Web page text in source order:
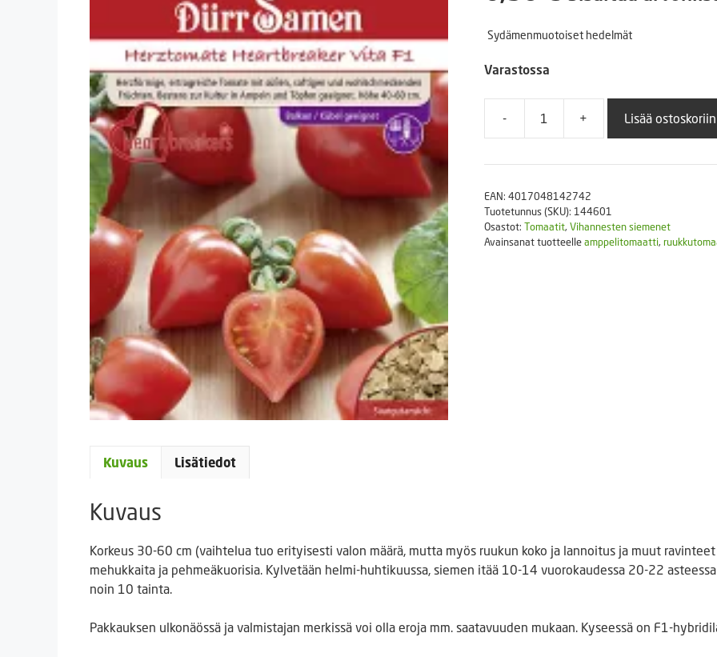
Sydämenmuotoiset hedelmät
Varastossa
-
Vita
määrä
+ Lisää ostoskoriin
EAN: 4017048142742
Tuotetunnus (SKU): 144601
Osastot: Tomaatit, Vihannesten siemenet
Avainsanat tuotteelleamppelitomaatti,
Kuvaus Lisätiedot
Kuvaus
Korkeus 30-60 cm (vaihtelua tuo erityisesti valon määrä, mutta myös ruukun koko ja lannoitus ja muut
mehukkaita ja pehmeäkuorisia. Kylvetään helmi-huhtikuussa, siemen itää 10-14 vuorokaudessa 20-22
noin 10 tainta.
Pakkauksen ulkonäössä ja valmistajan merkissä voi olla eroja mm. saatavuuden mukaan. Kyseessä on F1-